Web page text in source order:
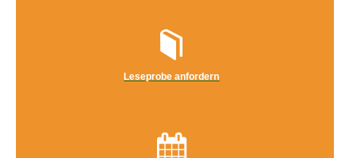
Leseprobe anfordern